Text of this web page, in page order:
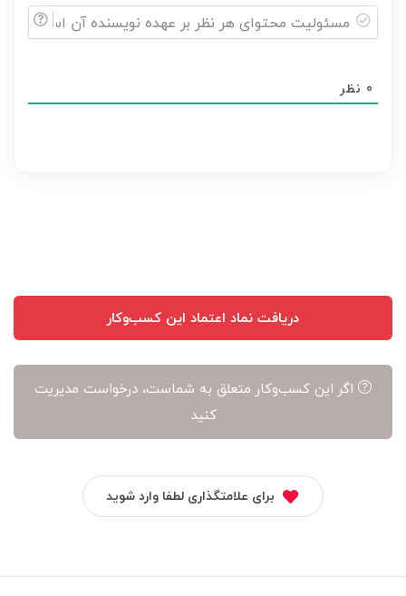
هر
0 نظر
دریافت نماد اعتماد این کسب‌وکار
اگر این کسب‌وکار متعلق به شماست، درخواست مدیریت
کنید
برای علامتگذاری لطفا وارد شوید